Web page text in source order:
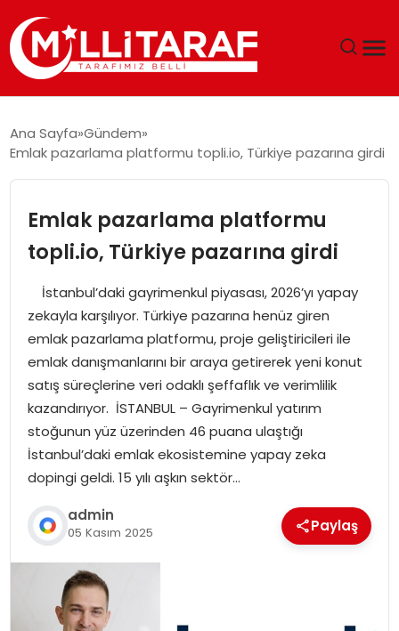
ÖZEL SAYFALAR
TEKNOLOJI
EKONOMI
SPOR
SIYASET
MAGAZIN
Ana Sayfa Gündem
Emlak pazarlama platformu topli.io, Türkiye pazarına girdi
Emlak pazarlama platformu
topli.io, Türkiye pazarına girdi
İstanbul’daki gayrimenkul piyasası, 2026’yı yapay
zekayla karşılıyor. Türkiye pazarına henüz giren
emlak pazarlama platformu, proje geliştiricileri ile
emlak danışmanlarını bir araya getirerek yeni konut
satış süreçlerine veri odaklı şeffaflık ve verimlilik
kazandırıyor. İSTANBUL – Gayrimenkul yatırım
stoğunun yüz üzerinden 46 puana ulaştığı
İstanbul’daki emlak ekosistemine yapay zeka
dopingi geldi. 15 yılı aşkın sektör…
admin
05 Kasım 2025 Paylaş